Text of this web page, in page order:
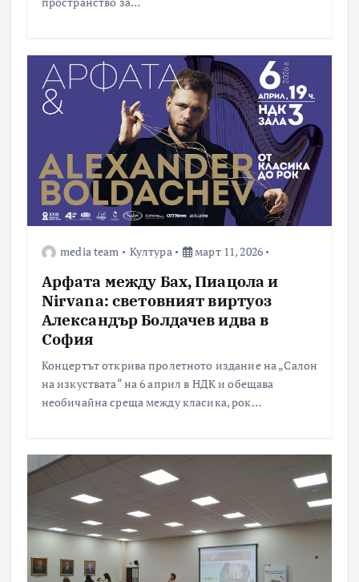
media team Култура март 11, 2026
Арфата между Бах, Пиацола и
Nirvana: световният виртуоз
Александър Болдачев идва в
София
Концертът открива пролетното издание на „Салон
на изкуствата“ на 6 април в НДК и обещава
необичайна среща между класика, рок…